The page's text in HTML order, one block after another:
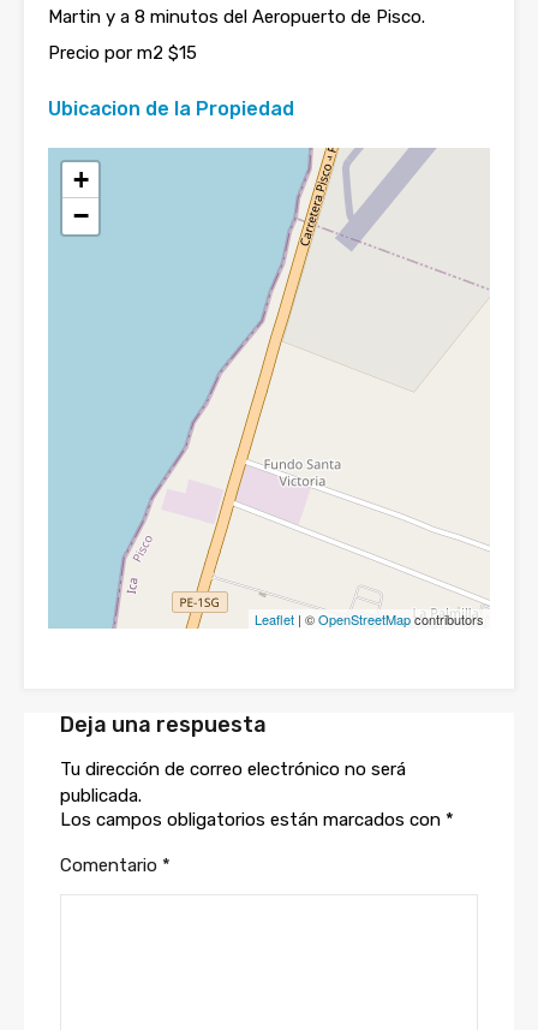
Martin y a 8 minutos del Aeropuerto de Pisco.
Precio por m2 $15
Ubicacion de la Propiedad
+
−
Leaflet | ©OpenStreetMapcontributors
Deja una respuesta
Tu dirección de correo electrónico no será
publicada.
Los campos obligatorios están marcados con *
Comentario *